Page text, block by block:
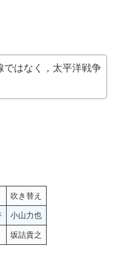
ではなく，太平洋戦争
吹き替え
小山力也
坂詰貴之